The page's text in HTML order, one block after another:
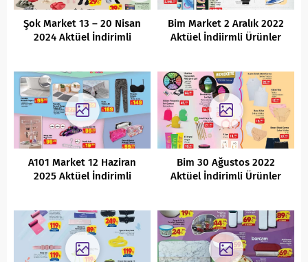
Şok Market 13 – 20 Nisan
2024 Aktüel İndirimli
Bim Market 2 Aralık 2022
Aktüel İndiirmli Ürünler
A101 Market 12 Haziran
2025 Aktüel İndirimli
Bim 30 Ağustos 2022
Aktüel İndirimli Ürünler